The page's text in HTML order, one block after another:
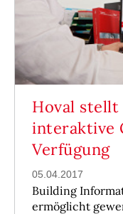
Hoval
interaktive
Verfügung
05.04.2017
Building
ermöglicht